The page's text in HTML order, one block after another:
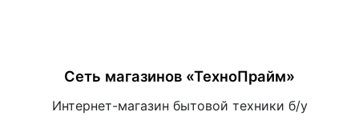
Сеть магазинов «ТехноПрайм»
Интернет-магазин бытовой техники б/у